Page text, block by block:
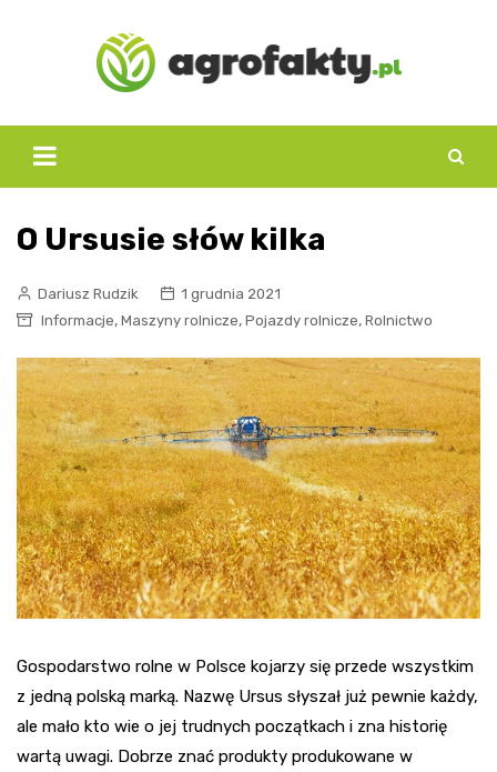
O Ursusie słów kilka
Dariusz Rudzik
1 grudnia 2021
Informacje, Maszyny rolnicze, Pojazdy rolnicze, Rolnictwo
Gospodarstwo rolne w Polsce kojarzy się przede wszystkim
z jedną polską marką. Nazwę Ursus słyszał już pewnie każdy,
ale mało kto wie o jej trudnych początkach i zna historię
wartą uwagi. Dobrze znać produkty produkowane w